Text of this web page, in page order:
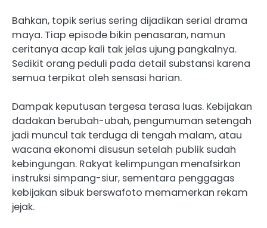
Bahkan, topik serius sering dijadikan serial drama
maya. Tiap episode bikin penasaran, namun
ceritanya acap kali tak jelas ujung pangkalnya.
Sedikit orang peduli pada detail substansi karena
semua terpikat oleh sensasi harian.
Dampak keputusan tergesa terasa luas. Kebijakan
dadakan berubah-ubah, pengumuman setengah
jadi muncul tak terduga di tengah malam, atau
wacana ekonomi disusun setelah publik sudah
kebingungan. Rakyat kelimpungan menafsirkan
instruksi simpang-siur, sementara penggagas
kebijakan sibuk berswafoto memamerkan rekam
jejak.